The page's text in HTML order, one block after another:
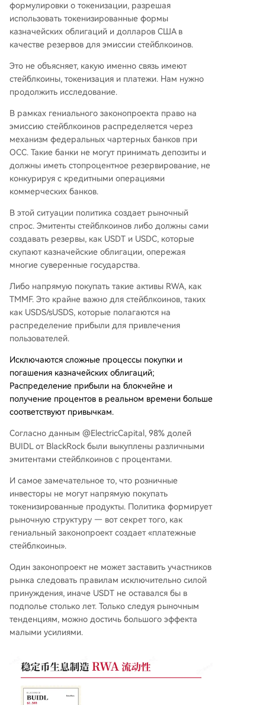
формулировки о токенизации, разрешая
использовать токенизированные формы
казначейских облигаций и долларов США в
качестве резервов для эмиссии стейблкоинов.
Это не объясняет, какую именно связь имеют
стейблкоины, токенизация и платежи. Нам нужно
продолжить исследование.
В рамках гениального законопроекта право на
эмиссию стейблкоинов распределяется через
механизм федеральных чартерных банков при
OCC. Такие банки не могут принимать депозиты и
должны иметь стопроцентное резервирование, не
конкурируя с кредитными операциями
коммерческих банков.
В этой ситуации политика создает рыночный
спрос. Эмитенты стейблкоинов либо должны сами
создавать резервы, как USDT и USDC, которые
скупают казначейские облигации, опережая
многие суверенные государства.
Либо напрямую покупать такие активы RWA, как
TMMF. Это крайне важно для стейблкоинов, таких
как USDS/sUSDS, которые полагаются на
распределение прибыли для привлечения
пользователей.
Исключаются сложные процессы покупки и
погашения казначейских облигаций;
Распределение прибыли на блокчейне и
получение процентов в реальном времени больше
соответствуют привычкам.
Согласно данным @ElectricCapital, 98% долей
BUIDL от BlackRock были выкуплены различными
эмитентами стейблкоинов с процентами.
И самое замечательное то, что розничные
инвесторы не могут напрямую покупать
токенизированные продукты. Политика формирует
рыночную структуру — вот секрет того, как
гениальный законопроект создает «платежные
стейблкоины».
Один законопроект не может заставить участников
рынка следовать правилам исключительно силой
принуждения, иначе USDT не оставался бы в
подполье столько лет. Только следуя рыночным
тенденциям, можно достичь большого эффекта
малыми усилиями.